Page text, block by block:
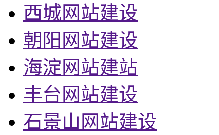
西城网站建设
朝阳网站建设
海淀网站建站
丰台网站建设
石景山网站建设